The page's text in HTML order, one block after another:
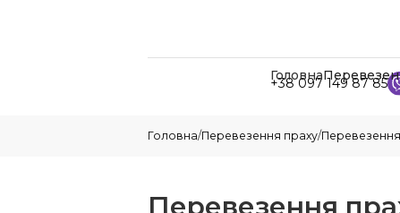
+38 097 149 87 85
Головна
Головна/Перевезення праху/Перевезення
Перевезення